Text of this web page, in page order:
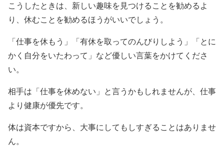
こうしたときは、新しい趣味を見つけることを勧めるよ
り、休むことを勧めるほうがいいでしょう。
「仕事を休もう」「有休を取ってのんびりしよう」「とに
かく自分をいたわって」など優しい言葉をかけてくださ
い。
相手は「仕事を休めない」と言うかもしれませんが、仕事
より健康が優先です。
体は資本ですから、大事にしてもしすぎることはありませ
ん。